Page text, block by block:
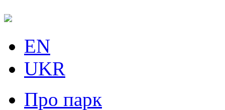
EN
UKR
Про парк